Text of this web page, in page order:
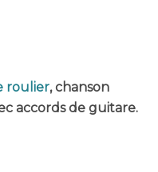
roulier, chanson
accords de guitare.